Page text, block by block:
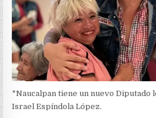
*Naucalpan tiene un nuevo Diputado
Israel Espíndola López.